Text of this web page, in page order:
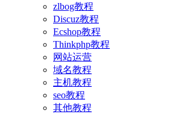
zlbog教程
Discuz教程
Ecshop教程
Thinkphp教程
网站运营
域名教程
主机教程
seo教程
其他教程